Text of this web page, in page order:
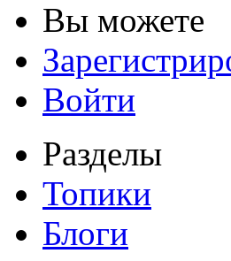
Вы можете
Войти
Разделы
Топики
Блоги